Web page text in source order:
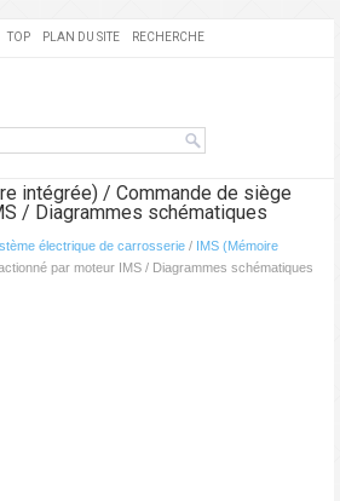
TOP PLAN DU SITE RECHERCHE
intégrée) / Commande de siège
/ Diagrammes schématiques
électrique de carrosserie / IMS (Mémoire
par moteur IMS / Diagrammes schématiques